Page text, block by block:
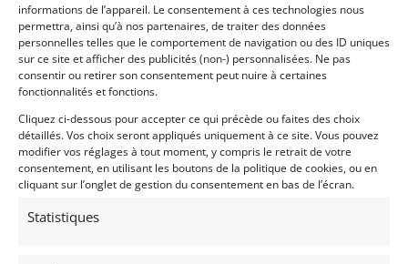
informations de l’appareil. Le consentement à ces technologies nous
permettra, ainsi qu’à nos partenaires, de traiter des données
personnelles telles que le comportement de navigation ou des ID uniques
sur ce site et afficher des publicités (non-) personnalisées. Ne pas
consentir ou retirer son consentement peut nuire à certaines
fonctionnalités et fonctions.
Cliquez ci-dessous pour accepter ce qui précède ou faites des choix
détaillés. Vos choix seront appliqués uniquement à ce site. Vous pouvez
modifier vos réglages à tout moment, y compris le retrait de votre
consentement, en utilisant les boutons de la politique de cookies, ou en
cliquant sur l’onglet de gestion du consentement en bas de l’écran.
Statistiques
Voir les 3 annonces de speed8classics.com
Publié: 18 mai 2021 (il y a 5 ans)
AUTO
Voitures de collection
Youngtimers
Italiennes